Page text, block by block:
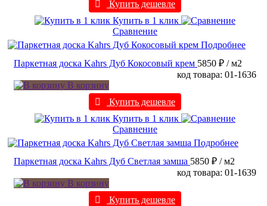
Купить дешевле
Купить в 1 клик
Сравнение
Подробнее
Паркетная доска Kahrs Дуб Кокосовый крем 5850 ₽ / м2
код товара: 01-1636
В корзину
Купить дешевле
Купить в 1 клик
Сравнение
Подробнее
Паркетная доска Kahrs Дуб Светлая замша 5850 ₽ / м2
код товара: 01-1639
В корзину
Купить дешевле